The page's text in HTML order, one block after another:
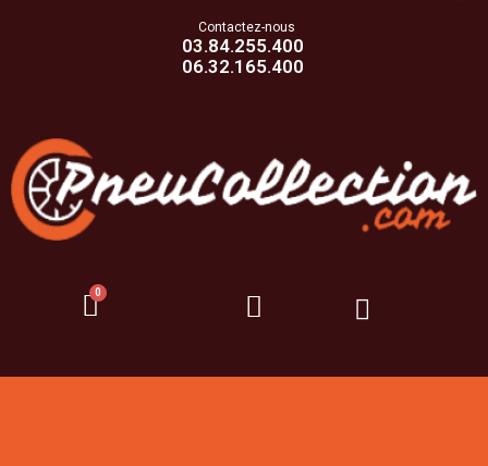
Contactez-nous
03.84.255.400
06.32.165.400